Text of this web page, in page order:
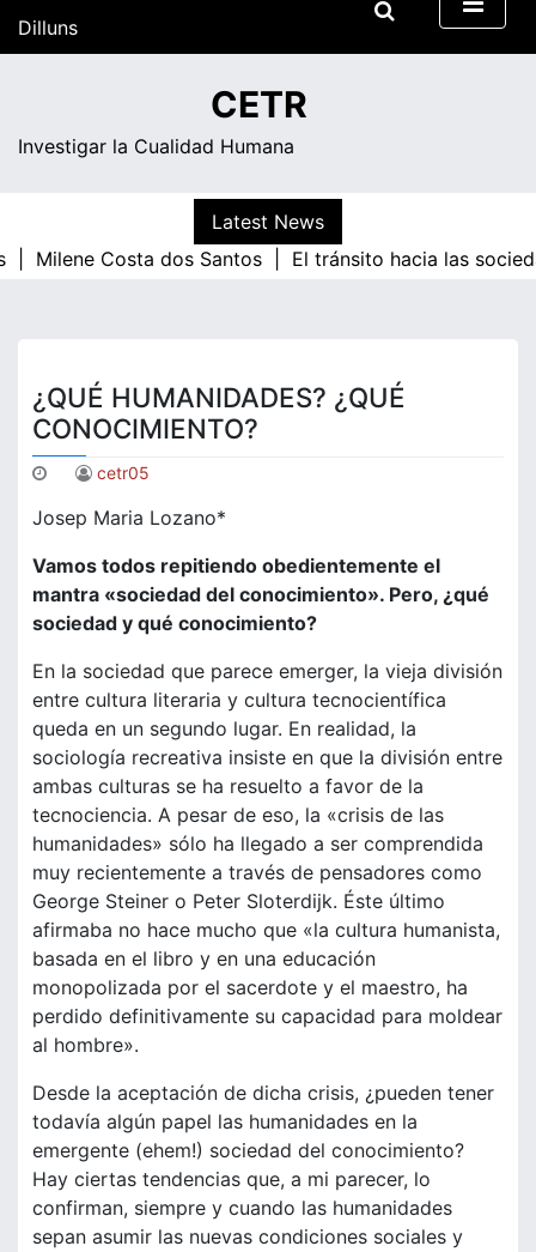
Dilluns
CETR
Investigar la Cualidad Humana
Latest News
|
Milene Costa dos Santos | El tránsito hacia las
¿QUÉ HUMANIDADES? ¿QUÉ
CONOCIMIENTO?
cetr05
Josep Maria Lozano*
Vamos todos repitiendo obedientemente el
mantra «sociedad del conocimiento». Pero, ¿qué
sociedad y qué conocimiento?
En la sociedad que parece emerger, la vieja división
entre cultura literaria y cultura tecnocientífica
queda en un segundo lugar. En realidad, la
sociología recreativa insiste en que la división entre
ambas culturas se ha resuelto a favor de la
tecnociencia. A pesar de eso, la «crisis de las
humanidades» sólo ha llegado a ser comprendida
muy recientemente a través de pensadores como
George Steiner o Peter Sloterdijk. Éste último
afirmaba no hace mucho que «la cultura humanista,
basada en el libro y en una educación
monopolizada por el sacerdote y el maestro, ha
perdido definitivamente su capacidad para moldear
al hombre».
Desde la aceptación de dicha crisis, ¿pueden tener
todavía algún papel las humanidades en la
emergente (ehem!) sociedad del conocimiento?
Hay ciertas tendencias que, a mi parecer, lo
confirman, siempre y cuando las humanidades
sepan asumir las nuevas condiciones sociales y